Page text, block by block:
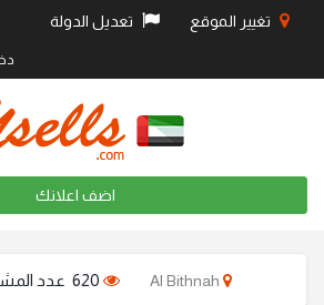
تغيير الموقع تعديل الدولة
اضف اعلانك